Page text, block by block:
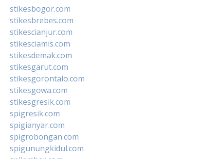
stikesbogor.com
stikesbrebes.com
stikescianjur.com
stikesciamis.com
stikesdemak.com
stikesgarut.com
stikesgorontalo.com
stikesgowa.com
stikesgresik.com
spigresik.com
spigianyar.com
spigrobongan.com
spigunungkidul.com